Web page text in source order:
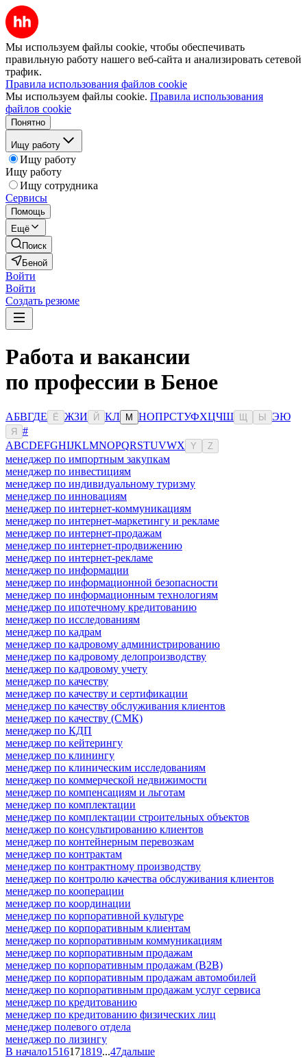
Мы используем файлы cookie, чтобы обеспечивать
правильную работу нашего веб-сайта и анализировать сетевой
трафик.
Правила использования файлов cookie
Мы используем файлы cookie. Правила использования
файлов cookie
Понятно
Ищу работу
Ищу работу
Ищу работу
Ищу сотрудника
Сервисы
Помощь
Ещё
Поиск
Беной
Войти
Войти
Создать резюме
Работа и вакансии
по профессии в Беное
АБВГДЕ Ё ЖЗИ Й КЛ М НОПРСТУФХЦЧШ Ы ЭЮ
Я
#
ABCDEFGHIJKLMNOPQRSTUVWX Y Z
менеджер по импортным закупкам
менеджер по инвестициям
менеджер по индивидуальному туризму
менеджер по инновациям
менеджер по интернет-коммуникациям
менеджер по интернет-маркетингу и рекламе
менеджер по интернет-продажам
менеджер по интернет-продвижению
менеджер по интернет-рекламе
менеджер по информации
менеджер по информационной безопасности
менеджер по информационным технологиям
менеджер по ипотечному кредитованию
менеджер по исследованиям
менеджер по кадрам
менеджер по кадровому администрированию
менеджер по кадровому делопроизводству
менеджер по кадровому учету
менеджер по качеству
менеджер по качеству и сертификации
менеджер по качеству обслуживания клиентов
менеджер по качеству (СМК)
менеджер по КДП
менеджер по кейтерингу
менеджер по клинингу
менеджер по клиническим исследованиям
менеджер по коммерческой недвижимости
менеджер по компенсациям и льготам
менеджер по комплектации
менеджер по комплектации строительных объектов
менеджер по консультированию клиентов
менеджер по контейнерным перевозкам
менеджер по контрактам
менеджер по контрактному производству
менеджер по контролю качества обслуживания клиентов
менеджер по кооперации
менеджер по координации
менеджер по корпоративной культуре
менеджер по корпоративным клиентам
менеджер по корпоративным коммуникациям
менеджер по корпоративным продажам
менеджер по корпоративным продажам (B2B)
менеджер по корпоративным продажам автомобилей
менеджер по корпоративным продажам услуг сервиса
менеджер по кредитованию
менеджер по кредитованию физических лиц
менеджер полевого отдела
менеджер по лизингу
В начало1516171819...47дальше